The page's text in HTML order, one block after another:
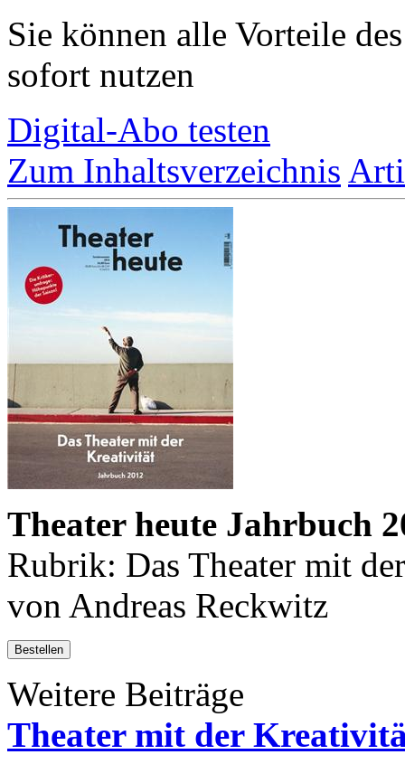
Sie können alle Vorteile
sofort nutzen
Digital-Abo testen
Zum Inhaltsverzeichnis
Theater heute Jahrbuch
Rubrik: Das Theater mit
von Andreas Reckwitz
Bestellen
Weitere Beiträge
Theater mit der